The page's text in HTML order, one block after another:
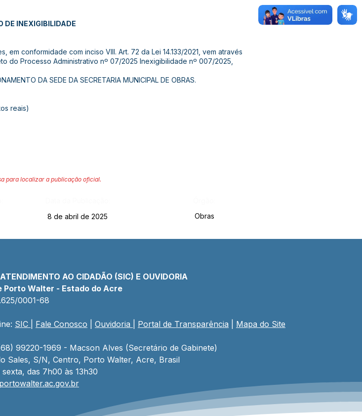
DE INEXIGIBILIDADE
conformidade com inciso VIII. Art. 72 da Lei 14.133/2021, vem através
do Processo Administrativo nº 07/2025 Inexigibilidade nº 007/2025,
DA SEDE DA SECRETARIA MUNICIPAL DE OBRAS.
reais)
para localizar a publicação oficial.
8 de abril de 2025 Obras
AO CIDADÃO (SIC) E OUVIDORIA
Porto Walter - Estado do Acre
0001-68
SIC Fale Conosco Ouvidoria Portal de Transparência Mapa do Site
99220-1969 - Macson Alves (Secretário de Gabinete)
Sales, S/N, Centro, Porto Walter, Acre, Brasil
sexta, das 7h00 às 13h30
portowalter.ac.gov.br